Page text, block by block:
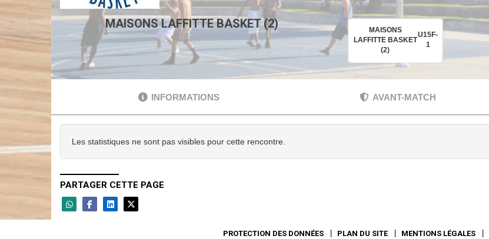
MAISONS LAFFITTE BASKET (2)
MAISONS
LAFFITTE BASKET
(2)
U15F-
1
INFORMATIONS AVANT-MATCH
Les statistiques ne sont pas visibles pour cette rencontre.
PARTAGER CETTE PAGE
PROTECTION DES DONNÉES PLAN DU SITE MENTIONS LÉGALES